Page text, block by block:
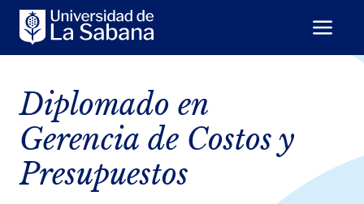
Diplomado en
Gerencia de Costos y
Presupuestos